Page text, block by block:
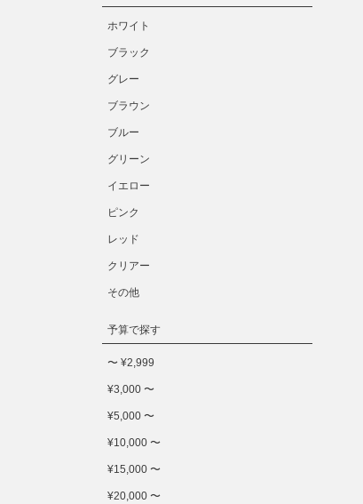
ホワイト
ブラック
グレー
ブラウン
ブルー
グリーン
イエロー
ピンク
レッド
クリアー
その他
予算で探す
〜 ¥2,999
¥3,000 〜
¥5,000 〜
¥10,000 〜
¥15,000 〜
¥20,000 〜